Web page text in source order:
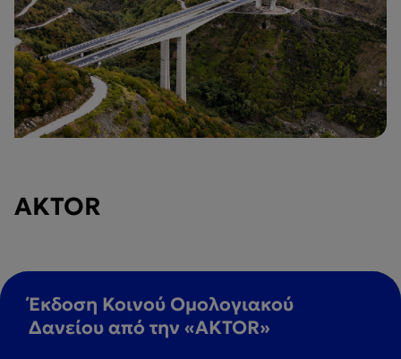
AKTOR
Έκδοση Κοινού Ομολογιακού
Δανείου από την «AKTOR»